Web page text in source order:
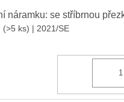
náramku: se stříbrnou
(>5 ks) | 2021/SE